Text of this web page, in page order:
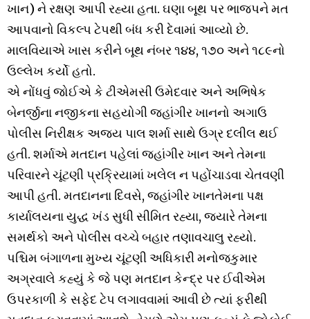
ખાન) નેરક્ષણ આપીરહ્યાહતા. ઘણાબૂથ પરભાજપનેમત
આપવાનો વિકલ્પ ટેપથીબંધ કરીદેવામાંઆવ્યો છે.
માલવિયાએખાસ કરીનેબૂથ નંબર૧૪૪, ૧૭૦ અને૧૮૯નો
ઉલ્લેખ કર્યોહતો.
એનોંધવુંજોઈએકે ટીએમસીઉમેદવારઅનેઅભિષેક
બેનર્જીનાનજીકનાસહયોગીજહાંગીરખાનનો અગાઉ
પોલીસ નિરીક્ષક અજય પાલ શર્માસાથે ઉગ્રદલીલ થઈ
હતી. શર્માએમતદાનપહેલાંજહાંગીરખાનઅનેતેમના
પરિવારનેચૂંટણીપ્રક્રિયામાંખલેલ નપહોંચાડવાચેતવણી
આપીહતી. મતદાનના દિવસે, જહાંગીરખાનતેમનાપક્ષ
કાર્યાલયનાયુદ્ધ ખંડસુધીસીમિતરહ્યા, જ્યારેતેમના
સમર્થકો અનેપોલીસ વચ્ચેબહારતણાવચાલુ રહ્યો.
પશ્ચિમ બંગાળનામુખ્ય ચૂંટણીઅધિકારીમનોજકુમાર
અગ્રવાલે કહ્યું કે જેપણ મતદાનકેન્દ્રપરઈવીએમ
ઉપરકાળીકે સફેદટેપ લગાવવામાંઆવીછેત્યાંફરીથી